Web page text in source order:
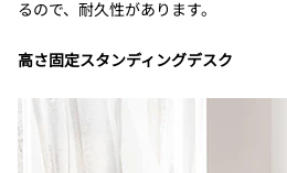
るので、耐久性があります。
高さ固定スタンディングデスク